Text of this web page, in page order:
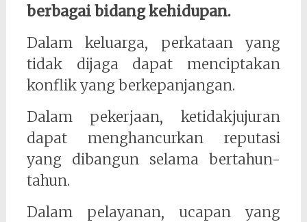
berbagai bidang kehidupan.
Dalam keluarga, perkataan yang
tidak dijaga dapat menciptakan
konflik yang berkepanjangan.
Dalam pekerjaan, ketidakjujuran
dapat menghancurkan reputasi
yang dibangun selama bertahun-
tahun.
Dalam pelayanan, ucapan yang